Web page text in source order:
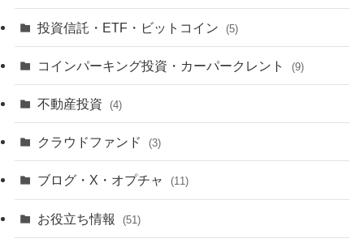
投資信託・ETF・ビットコイン (5)
コインパーキング投資・カーパークレント (9)
不動産投資 (4)
クラウドファンド (3)
ブログ・X・オプチャ (11)
お役立ち情報 (51)